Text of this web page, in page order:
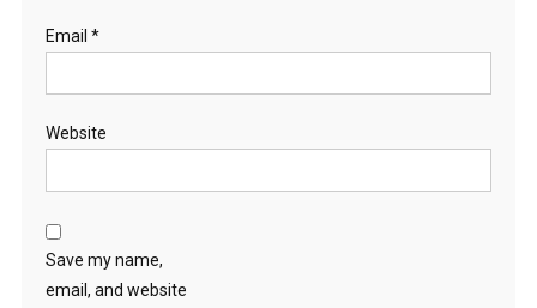
Email *
Website
Save my name,
email, and website